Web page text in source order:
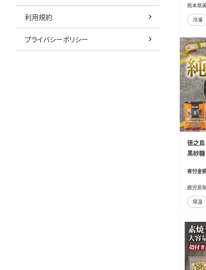
利用規約
プライバシーポリシー
熊本県
冷凍
徳之
黒砂糖
寄付金
鹿児島
常温